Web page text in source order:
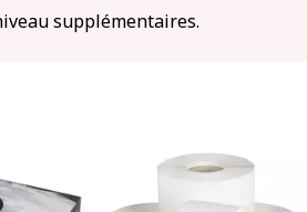
supplémentaires.